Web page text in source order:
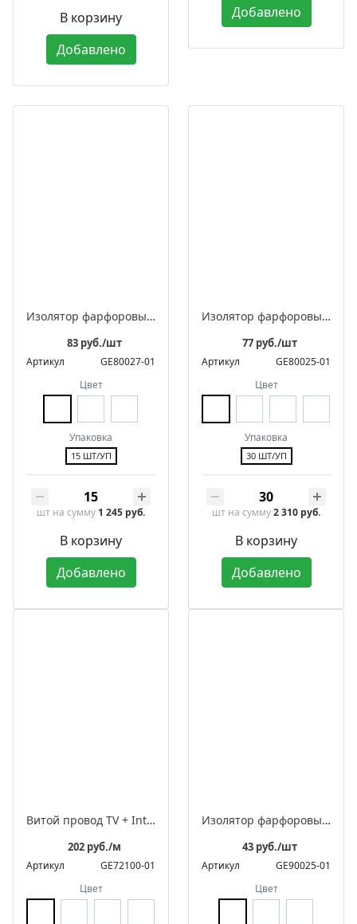
В корзину
Добавлено
Добавлено
Изолятор фарфоровый квадратный для монтажа витого ретро провода, в комплекте с саморезом
83 руб./шт
Артикул
GE80027-01
Цвет
Упаковка
15 ШТ/УП
шт на сумму 1 245 руб.
В корзину
Добавлено
Изолятор фарфоровый квадратный для монтажа витого ретро провода
77 руб./шт
Артикул
GE80025-01
Цвет
Упаковка
30 ШТ/УП
шт на сумму2 310 руб.
В корзину
Добавлено
Витой провод TV + Internet
202 руб./м
Артикул
GE72100-01
Цвет
Изолятор фарфоровый для монтажа витого провода, серия «Цилиндро»
43 руб./шт
Артикул
GE90025-01
Цвет